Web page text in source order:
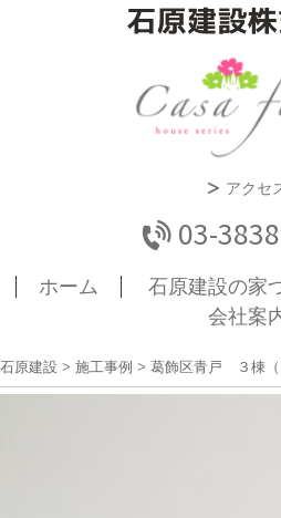
アクセ
03-
ホーム 石原建設の家
会社案
石原建設 > 施工事例 > 葛飾区青戸 ３棟（